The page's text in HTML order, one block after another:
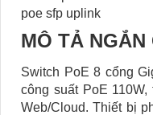
poe sfp uplink
MÔ TẢ NGẮN
Switch PoE 8 cổng
công suất PoE
Web/Cloud. Thiết bị